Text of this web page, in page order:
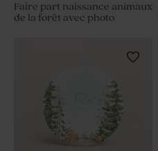
Faire part naissance animaux
de la forêt avec photo